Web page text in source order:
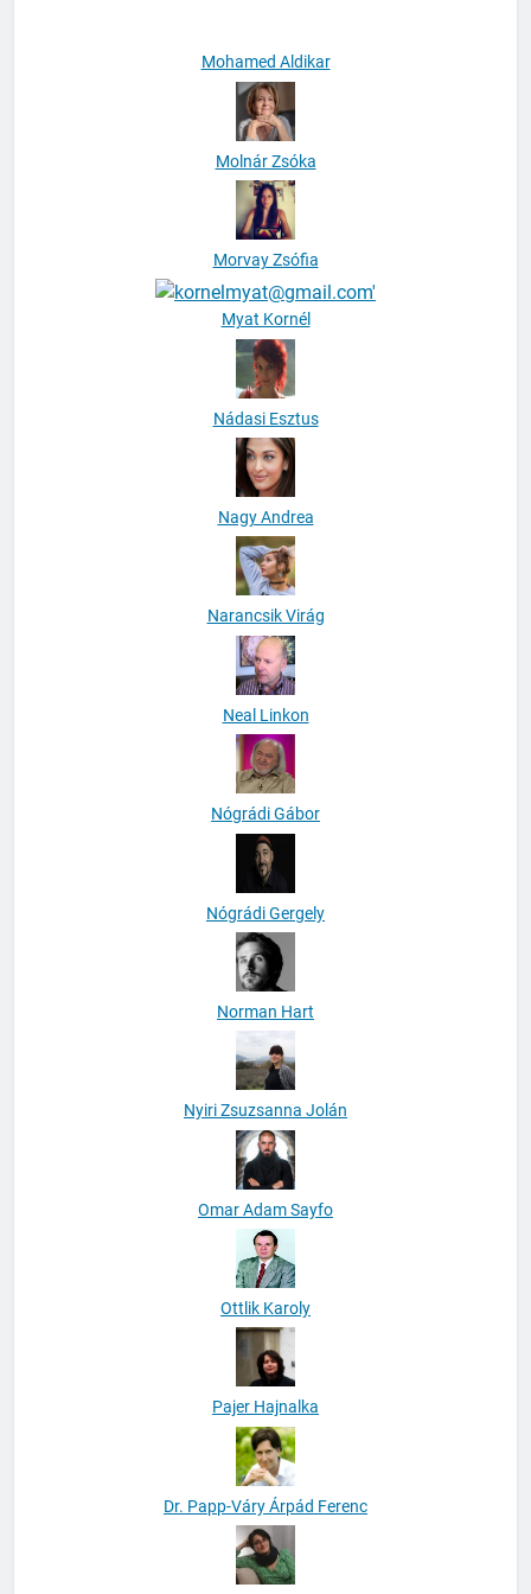
Mohamed Aldikar
Molnár Zsóka
Morvay Zsófia
Myat Kornél
Nádasi Esztus
Nagy Andrea
Narancsik Virág
Neal Linkon
Nógrádi Gábor
Nógrádi Gergely
Norman Hart
Nyiri Zsuzsanna Jolán
Omar Adam Sayfo
Ottlik Karoly
Pajer Hajnalka
Dr. Papp-Váry Árpád Ferenc